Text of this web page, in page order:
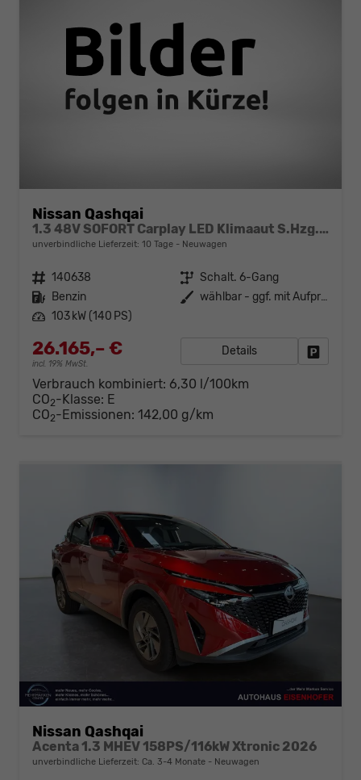
Nissan Qashqai
1.3 48V SOFORT Carplay LED Klimaaut S.Hzg. MJ25
unverbindliche Lieferzeit: 10 Tage Neuwagen
Fahrzeugnr. 140638 Getriebe Schalt. 6-Gang
Kraftstoff Benzin Außenfarbe
wählbar - ggf. mit Aufpreis
Leistung 103 kW (140 PS)
26.165,– €
incl. 19% MwSt.
Details
Verbrauch kombiniert: 6,30 l/100km
CO2-Klasse: E
CO2-Emissionen: 142,00 g/km
Nissan Qashqai
Acenta 1.3 MHEV 158PS/116kW Xtronic 2026
unverbindliche Lieferzeit: Ca. 3-4 Monate Neuwagen